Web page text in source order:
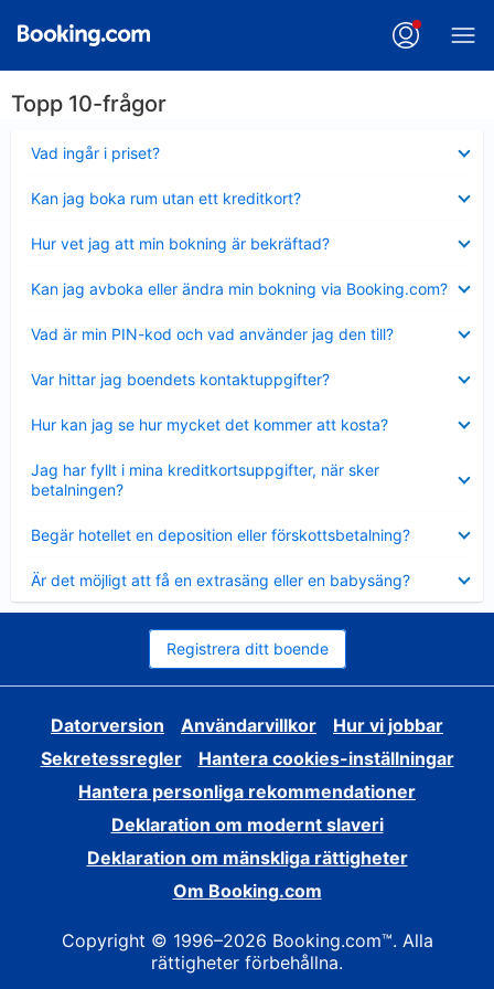
Topp 10-frågor
Vad ingår i priset?
mindre
Kan jag boka rum utan ett kreditkort?
mindre
Hur vet jag att min bokning är bekräftad?
mindre
Kan jag avboka eller ändra min bokning via Booking.com?
mindre
Vad är min PIN-kod och vad använder jag den till?
mindre
Var hittar jag boendets kontaktuppgifter?
mindre
Hur kan jag se hur mycket det kommer att kosta?
mindre
Jag har fyllt i mina kreditkortsuppgifter, när sker
betalningen?
mindre
Begär hotellet en deposition eller förskottsbetalning?
mindre
Är det möjligt att få en extrasäng eller en babysäng?
mindre
Registrera ditt boende
Datorversion Användarvillkor
Hur vi jobbar
Sekretessregler
Hantera cookies-inställningar
Hantera personliga rekommendationer
Deklaration om modernt slaveri
Deklaration om mänskliga rättigheter
Om Booking.com
Copyright © 1996–2026 Booking.com™. Alla
rättigheter förbehållna.